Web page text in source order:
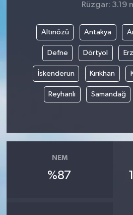
Rüzgar: 3.19
Altınözü Antakya
Defne Dörtyol
İskenderun Kırıkhan
Reyhanlı Samandağ
NEM
%87